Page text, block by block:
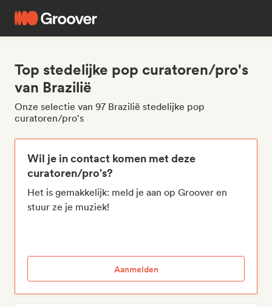
Top stedelijke pop curatoren/pro's
van Brazilië
Onze selectie van 97 Brazilië stedelijke pop
curatoren/pro's
Wil je in contact komen met deze
curatoren/pro's?
Het is gemakkelijk: meld je aan op Groover en
stuur ze je muziek!
Aanmelden